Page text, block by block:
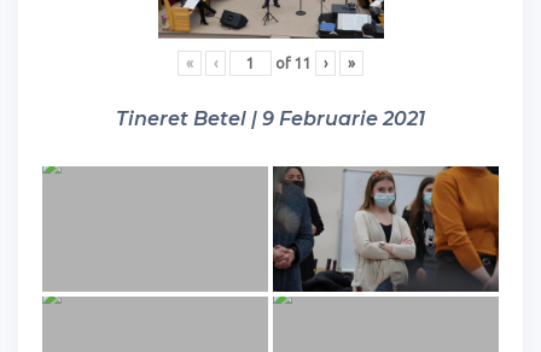
« ‹ of 11 › »
Tineret Betel | 9 Februarie 2021